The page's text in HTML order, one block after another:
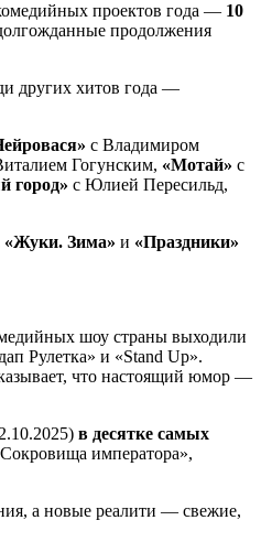
проектов года — 10
продолжения
других хитов года —
с Владимиром
Гогунским, «Мотай» с
город» с Юлией Пересильд,
«Жуки. Зима» и «Праздники»
шоу страны выходили
Рулетка» и «Stand Up».
что настоящий юмор —
в десятке самых
императора»,
а новые реалити — свежие,